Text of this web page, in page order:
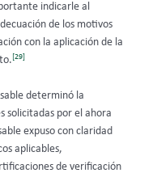
indicarle al
de los motivos
con la aplicación de la
[29]
determinó la
solicitadas por el ahora
expuso con claridad
aplicables,
de verificación